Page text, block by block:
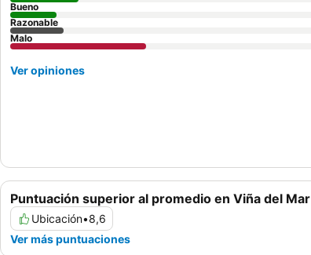
Puntuación superior al promedio en Viña del Mar
Ubicación•8,6
Ver más puntuaciones
Bueno
Razonable
Malo
Ver opiniones